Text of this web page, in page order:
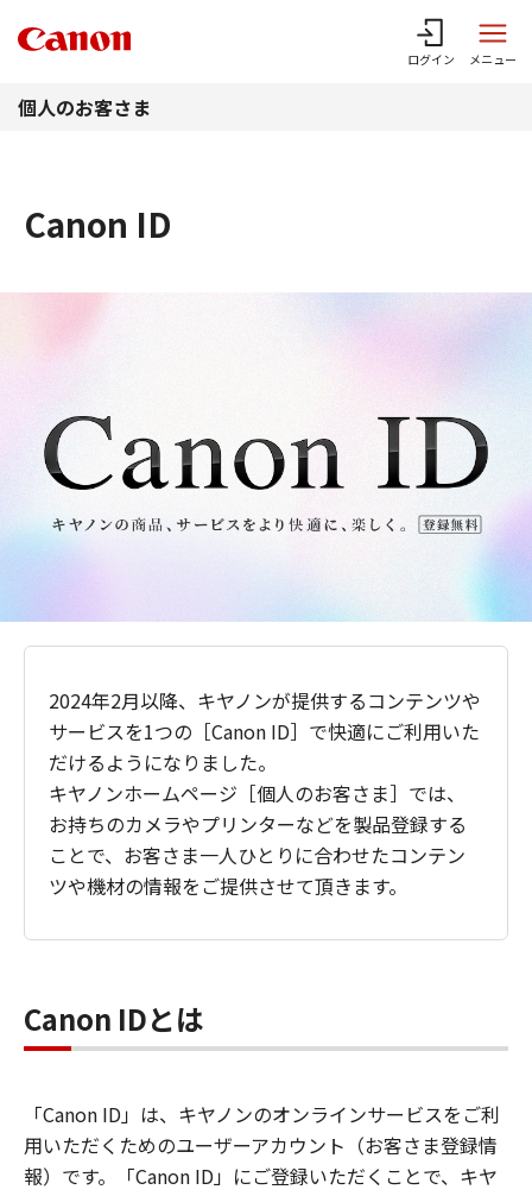
ログイン メニュー
個人のお客さま
Canon ID
2024年2月以降、キヤノンが提供するコンテンツや
サービスを1つの［Canon ID］で快適にご利用いた
だけるようになりました。
キヤノンホームページ［個人のお客さま］では、
お持ちのカメラやプリンターなどを製品登録する
ことで、お客さま一人ひとりに合わせたコンテン
ツや機材の情報をご提供させて頂きます。
Canon IDとは
「Canon ID」は、キヤノンのオンラインサービスをご利
用いただくためのユーザーアカウント（お客さま登録情
報）です。「Canon ID」にご登録いただくことで、キヤ